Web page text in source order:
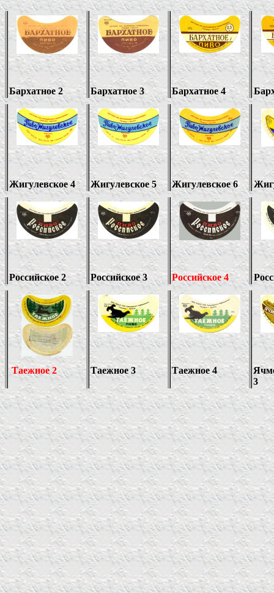
Бархатное 2 Бархатное 3 Бархатное 4
Жигулевское 4 Жигулевское 5 Жигулевское 6
Российское 2 Российское 3 Российское 4
Таежное 2 Таежное 3 Таежное 4
3